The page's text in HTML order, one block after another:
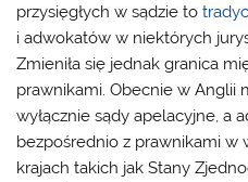
przysięgłych w sądzie to
i adwokatów w niektórych
Zmieniła się jednak granica
prawnikami. Obecnie w
wyłącznie sądy apelacyjne, a
bezpośrednio z prawnikami w
krajach takich jak Stany